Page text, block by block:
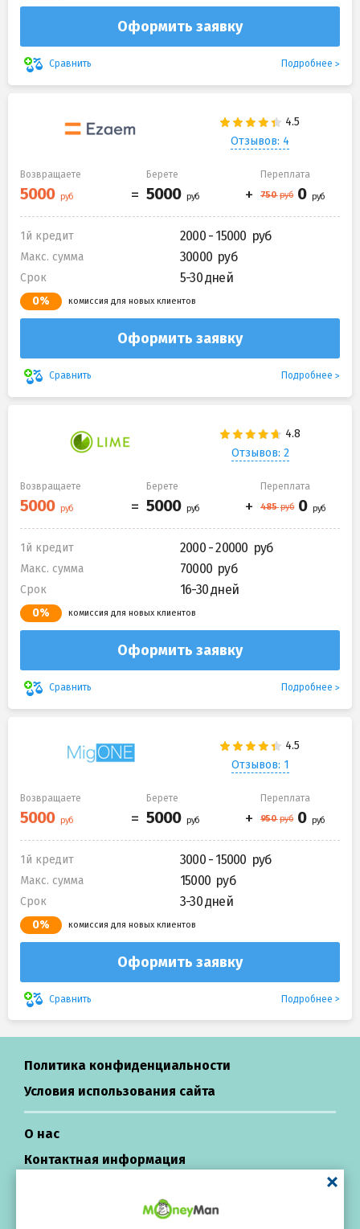
Оформить заявку
Сравнить Подробнее
Отзывов: 4
Возвращаете Берете Переплата
1й кредит 2000 - 15000
Макс. сумма 30000
Срок 5-30 дней
0% комиссия для новых клиентов
Оформить заявку
Сравнить Подробнее
Отзывов: 2
Возвращаете Берете Переплата
1й кредит 2000 - 20000
Макс. сумма 70000
Срок 16-30 дней
0% комиссия для новых клиентов
Оформить заявку
Сравнить Подробнее
Отзывов: 1
Возвращаете Берете Переплата
1й кредит 3000 - 15000
Макс. сумма 15000
Срок 3-30 дней
0% комиссия для новых клиентов
Оформить заявку
Сравнить Подробнее
Политика конфиденциальности
Условия использования сайта
О нас
Контактная информация